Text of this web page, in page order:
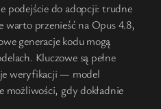
podejście do adopcji: trudne
warto przenieść na Opus 4.8,
generacje kodu mogą
Kluczowe są pełne
weryfikacji — model
możliwości, gdy dokładnie